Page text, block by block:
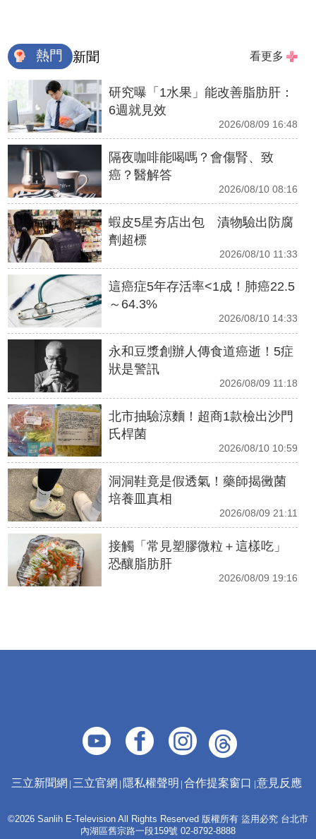
熱門 新聞 看更多
研究曝「1水果」能改善脂肪肝：
6週就見效
2026/08/09 16:48
隔夜咖啡能喝嗎？會傷腎、致
癌？醫解答
2026/08/10 08:16
蝦皮5星夯店出包 漬物驗出防腐
劑超標
2026/08/10 11:33
這癌症5年存活率<1成！肺癌22.5
～64.3%
2026/08/10 14:33
永和豆漿創辦人傳食道癌逝！5症
狀是警訊
2026/08/09 11:18
北市抽驗涼麵！超商1款檢出沙門
氏桿菌
2026/08/10 10:59
洞洞鞋竟是假透氣！藥師揭黴菌
培養皿真相
2026/08/09 21:11
接觸「常見塑膠微粒＋這樣吃」
恐釀脂肪肝
2026/08/09 19:16
三立新聞網 三立官網 隱私權聲明 合作提案窗口 意見反應
©2026 Sanlih E-Television All Rights Reserved 版權所有 盜用必究 台北市
內湖區舊宗路一段159號 02-8792-8888